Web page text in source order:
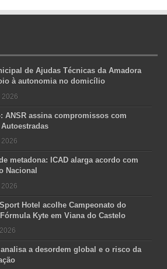
de Ajudas Técnicas da Amadora
à autonomia no domicílio
2026
ANSR assina compromissos com
metadona: ICAD alarga acordo com
Nacional
Hotel acolhe Campeonato do
Kyte em Viana do Castelo
analisa a desordem global e o risco da